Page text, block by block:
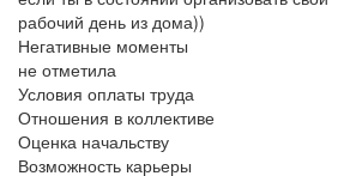
рабочий день из дома))
Негативные моменты
не отметила
Условия оплаты труда
Отношения в коллективе
Оценка начальству
Возможность карьеры